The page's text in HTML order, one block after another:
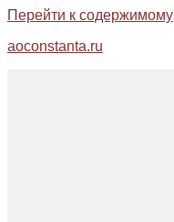
Перейти к содержимому
aoconstanta.ru